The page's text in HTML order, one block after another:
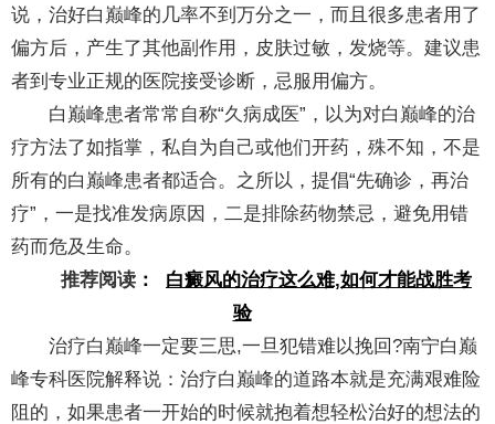
说，治好白巅峰的几率不到万分之一，而且很多患者用了
偏方后，产生了其他副作用，皮肤过敏，发烧等。建议患
者到专业正规的医院接受诊断，忌服用偏方。
白巅峰患者常常自称“久病成医”，以为对白巅峰的治
疗方法了如指掌，私自为自己或他们开药，殊不知，不是
所有的白巅峰患者都适合。之所以，提倡“先确诊，再治
疗”，一是找准发病原因，二是排除药物禁忌，避免用错
药而危及生命。
推荐阅读 ：
白癜风的治疗这么难,如何才能战胜考
验
治疗白巅峰一定要三思,一旦犯错难以挽回?南宁白巅
峰专科医院解释说：治疗白巅峰的道路本就是充满艰难险
阻的，如果患者一开始的时候就抱着想轻松治好的想法的